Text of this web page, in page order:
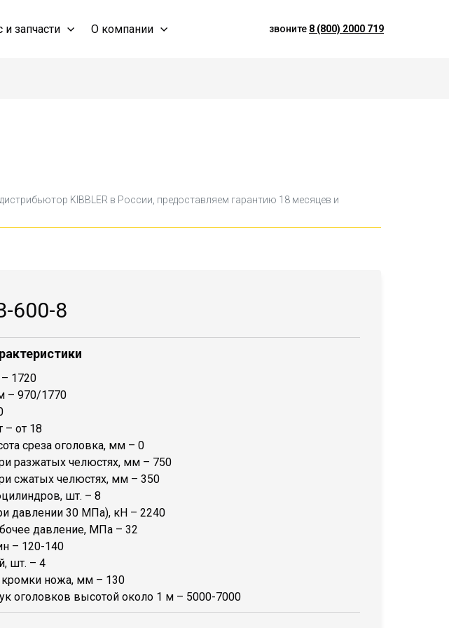
и запчасти О компании звоните 8 (800) 2000 719
KIBBLER в России, предоставляем гарантию 18 месяцев и
600-8
– 1720
– 970/1770
– от 18
среза оголовка, мм – 0
разжатых челюстях, мм – 750
сжатых челюстях, мм – 350
шт. – 8
давлении 30 МПа), кН – 2240
давление, МПа – 32
– 120-140
шт. – 4
ножа, мм – 130
оголовков высотой около 1 м – 5000-7000